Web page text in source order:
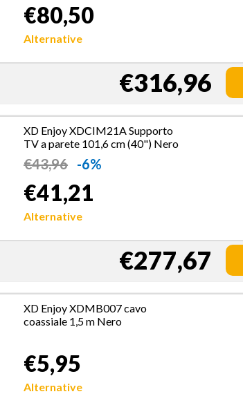
€80,50
Alternative
€316,96
XD Enjoy XDCIM21A Supporto
TV a parete 101,6 cm (40") Nero
€43,96 -6%
€41,21
Alternative
€277,67
XD Enjoy XDMB007 cavo
coassiale 1,5 m Nero
€5,95
Alternative